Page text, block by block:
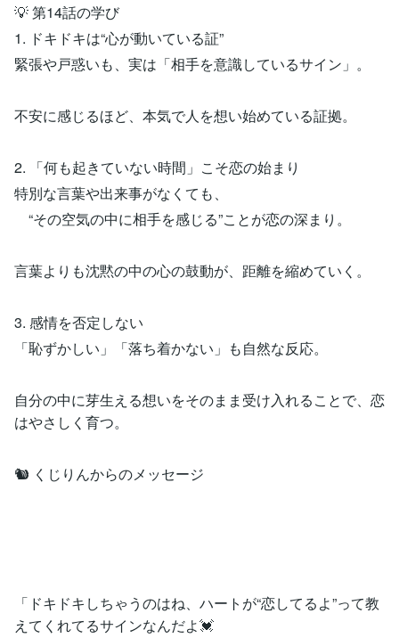
💡 第14話の学び
1. ドキドキは“心が動いている証”
緊張や戸惑いも、実は「相手を意識しているサイン」。
不安に感じるほど、本気で人を想い始めている証拠。
2. 「何も起きていない時間」こそ恋の始まり
特別な言葉や出来事がなくても、
“その空気の中に相手を感じる”ことが恋の深まり。
言葉よりも沈黙の中の心の鼓動が、距離を縮めていく。
3. 感情を否定しない
「恥ずかしい」「落ち着かない」も自然な反応。
自分の中に芽生える想いをそのまま受け入れることで、恋
はやさしく育つ。
🐿 くじりんからのメッセージ
「ドキドキしちゃうのはね、ハートが“恋してるよ”って教
えてくれてるサインなんだよ💓